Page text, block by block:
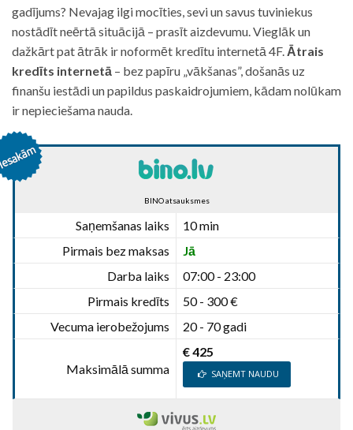
gadījums? Nevajag ilgi mocīties, sevi un savus tuviniekus
nostādīt neērtā situācijā – prasīt aizdevumu. Vieglāk un
dažkārt pat ātrāk ir noformēt kredītu internetā 4F. Ātrais
kredīts internetā – bez papīru „vākšanas”, došanās uz
finanšu iestādi un papildus paskaidrojumiem, kādam nolūkam
ir nepieciešama nauda.
BINO atsauksmes
Saņemšanas laiks
10 min
Pirmais bez maksas
Jā
Darba laiks
07:00 - 23:00
Pirmais kredīts
50 - 300 €
Vecuma ierobežojums
20 - 70 gadi
Maksimālā summa
€ 425
SAŅEMT NAUDU